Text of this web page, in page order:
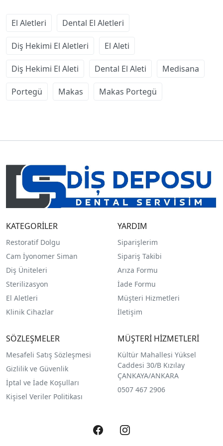
El Aletleri Dental El Aletleri
Diş Hekimi El Aletleri El Aleti
Diş Hekimi El Aleti Dental El Aleti Medisana
Portegü Makas Makas Portegü
KATEGORİLER
Restoratif Dolgu
Cam İyonomer Siman
Diş Üniteleri
Sterilizasyon
El Aletleri
Klinik Cihazlar
YARDIM
Siparişlerim
Sipariş Takibi
Arıza Formu
İade Formu
Müşteri Hizmetleri
İletişim
SÖZLEŞMELER
Mesafeli Satış Sözleşmesi
Gizlilik ve Güvenlik
İptal ve İade Koşulları
Kişisel Veriler Politikası
MÜŞTERİ HİZMETLERİ
Kültür Mahallesi Yüksel
Caddesi 30/B Kızılay
ÇANKAYA/ANKARA
0507 467 2906